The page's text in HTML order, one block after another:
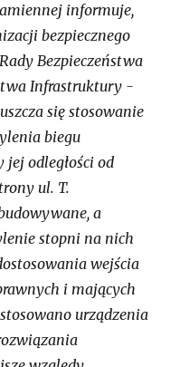
informuje,
bezpiecznego
Bezpieczeństwa
Infrastruktury -
się stosowanie
biegu
jej odległości od
ul. T.
a
stopni na nich
wejścia
i mających
urządzenia